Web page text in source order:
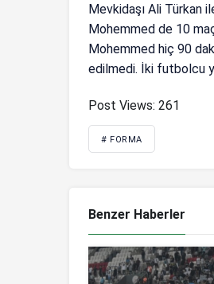
Mevkidaşı Ali Türkan
Mohemmed de 10
Mohemmed hiç 90
edilmedi. İki futbolcu
Post Views: 261
# FORMA
Benzer Haberler